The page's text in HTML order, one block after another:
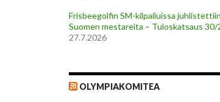
Frisbeegolfin SM-kilpailuissa
Suomen mestareita – Tuloskatsaus 30/
27.7.2026
OLYMPIAKOMITEA